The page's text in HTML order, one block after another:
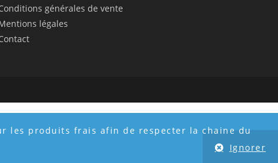
les produits frais afin de respecter la chaine du
Ignorer
générales de vente
légales